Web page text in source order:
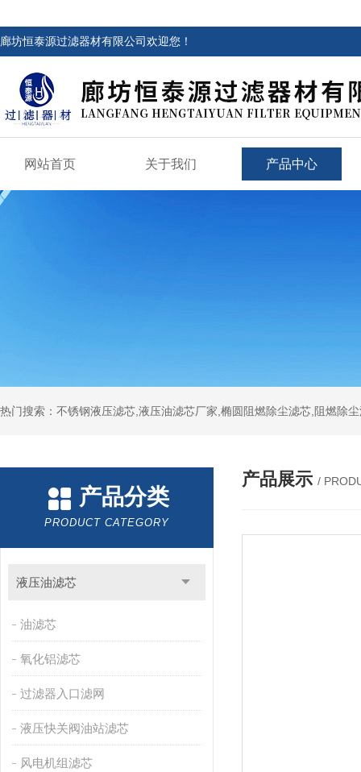
廊坊恒泰源过滤器材有限公司欢迎您！
网站首页 关于我们 产品中心
热门搜索：不锈钢液压滤芯,液压油滤芯厂家,椭圆阻燃除尘滤芯,阻燃除
产品分类
PRODUCT CATEGORY
液压油滤芯
油滤芯
氧化铝滤芯
过滤器入口滤网
液压快关阀油站滤芯
风电机组滤芯
产品展示 /